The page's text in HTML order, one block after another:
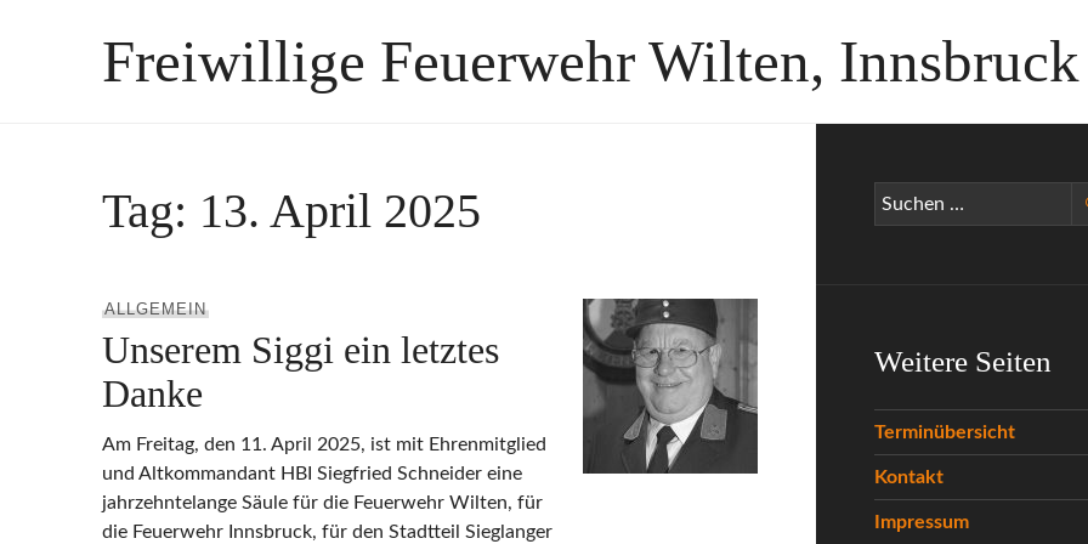
Freiwillige Feuerwehr Wilten, Innsbruck
Tag: 13. April 2025
ALLGEMEIN
Unserem Siggi ein letztes
Danke
Am Freitag, den 11. April 2025, ist mit Ehrenmitglied
und Altkommandant HBI Siegfried Schneider eine
jahrzehntelange Säule für die Feuerwehr Wilten, für
die Feuerwehr Innsbruck, für den Stadtteil Sieglanger
Suchen
nach:
Weitere Seiten
Terminübersicht
Kontakt
Impressum